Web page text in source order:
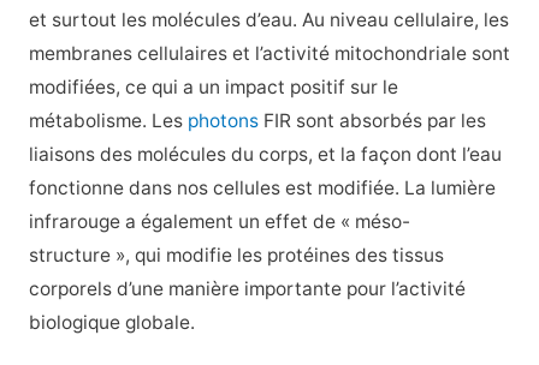
et surtout les molécules d’eau. Au niveau cellulaire, les
membranes cellulaires et l’activité mitochondriale sont
modifiées, ce qui a un impact positif sur le
métabolisme. Les photonsFIR sont absorbés par les
liaisons des molécules du corps, et la façon dont l’eau
fonctionne dans nos cellules est modifiée. La lumière
infrarouge a également un effet de « méso-
structure », qui modifie les protéines des tissus
corporels d’une manière importante pour l’activité
biologique globale.